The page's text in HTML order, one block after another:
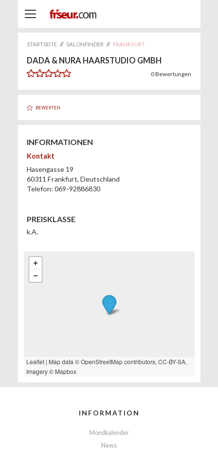
STARTSEITE // SALONFINDER // FRANKFURT
DADA & NURA HAARSTUDIO GMBH
0Bewertungen
BEWERTEN
INFORMATIONEN
Kontakt
Hasengasse 19
60311 Frankfurt, Deutschland
Telefon: 069-92886830
PREISKLASSE
k.A.
Leaflet| Map data ©OpenStreetMapcontributors, CC-BY-SA,
Imagery © Mapbox
INFORMATION
Mondkalender
News